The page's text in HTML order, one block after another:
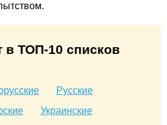
в ТОП-10 списков
Русские
Украинские